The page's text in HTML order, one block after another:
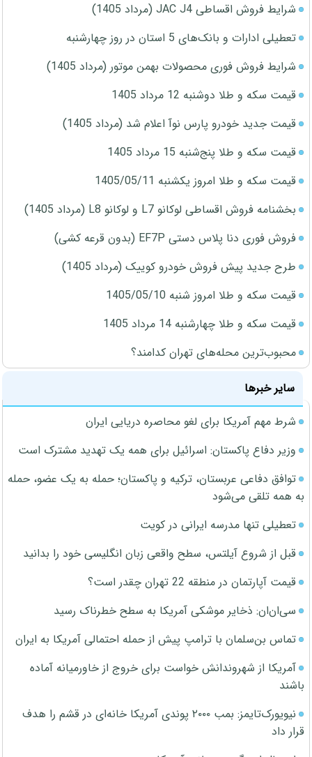
شرایط فروش اقساطی JAC J4 (مرداد 1405)
تعطیلی ادارات و بانک‌های 5 استان در روز چهارشنبه
شرایط فروش فوری محصولات بهمن موتور (مرداد 1405)
قیمت سکه و طلا دوشنبه 12 مرداد 1405
قیمت جدید خودرو پارس نوآ اعلام شد (مرداد 1405)
قیمت سکه و طلا پنج‌شنبه 15 مرداد 1405
قیمت سکه و طلا امروز یکشنبه 1405/05/11
بخشنامه فروش اقساطی لوکانو L7 و لوکانو L8 (مرداد 1405)
فروش فوری دنا پلاس دستی EF7P (بدون قرعه کشی)
طرح جدید پیش فروش خودرو کوییک (مرداد 1405)
قیمت سکه و طلا امروز شنبه 1405/05/10
قیمت سکه و طلا چهارشنبه 14 مرداد 1405
محبوب‌ترین محله‌های تهران کدامند؟
سایر خبرها
شرط مهم آمریکا برای لغو محاصره دریایی ایران
وزیر دفاع پاکستان: اسرائیل برای همه یک تهدید مشترک است
توافق دفاعی عربستان، ترکیه و پاکستان؛ حمله به یک عضو، حمله
به همه تلقی می‌شود
تعطیلی تنها مدرسه ایرانی در کویت
قبل از شروع آیلتس، سطح واقعی زبان انگلیسی خود را بدانید
قیمت آپارتمان در منطقه 22 تهران چقدر است؟
سی‌ان‌ان: ذخایر موشکی آمریکا به سطح خطرناک رسید
تماس بن‌سلمان با ترامپ پیش از حمله احتمالی آمریکا به ایران
آمریکا از شهروندانش خواست برای خروج از خاورمیانه آماده
باشند
نیویورک‌تایمز: بمب ۲۰۰۰ پوندی آمریکا خانه‌ای در قشم را هدف
قرار داد